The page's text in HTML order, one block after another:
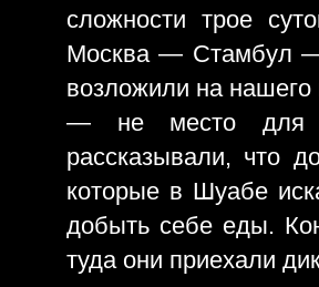
сложности трое
Москва — Стамбул —
возложили на
— не место для
рассказывали, что
которые в Шуабе
добыть себе еды.
туда они приехали